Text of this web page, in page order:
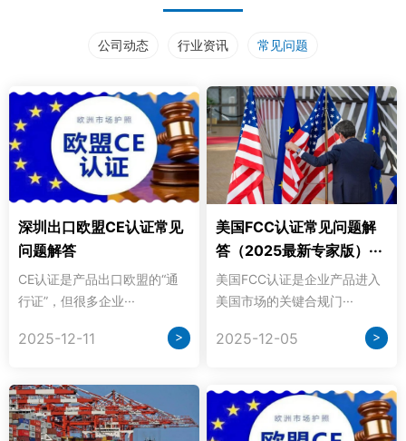
公司动态 行业资讯 常见问题
深圳出口欧盟CE认证常见
问题解答
CE认证是产品出口欧盟的“通
行证”，但很多企业···
2025-12-11 >
美国FCC认证常见问题解
答（2025最新专家版）···
美国FCC认证是企业产品进入
美国市场的关键合规门···
2025-12-05 >